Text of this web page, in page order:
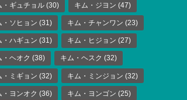
・ギュチョル (30) キム・ジヨン (47)
・ソヒョン (31) キム・チャンワン (23)
・ハギュン (31) キム・ヒジョン (27)
・ヘオク (38) キム・ヘスク (32)
・ミギョン (32) キム・ミンジョン (32)
・ヨンオク (36) キム・ヨンゴン (25)